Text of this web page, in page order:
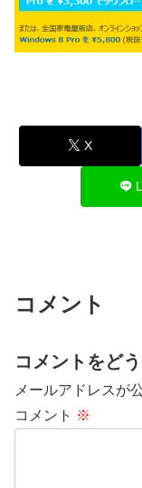
X
コメント
コメントをど
メールアドレスが
コメント ※